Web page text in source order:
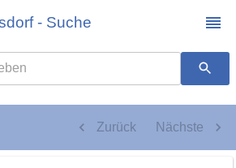
- Suche
Zurück Nächste